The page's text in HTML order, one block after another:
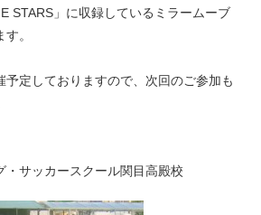
STARS」に収録しているミラームーブ
。
予定しておりますので、次回のご参加も
・サッカースクール関目高殿校